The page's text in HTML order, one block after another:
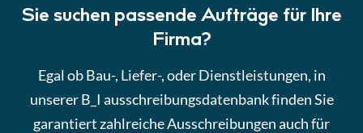
Sie suchen passende Aufträge für Ihre
Firma?
Egal ob Bau-, Liefer-, oder Dienstleistungen, in
unserer B_I ausschreibungsdatenbank finden Sie
garantiert zahlreiche Ausschreibungen auch für